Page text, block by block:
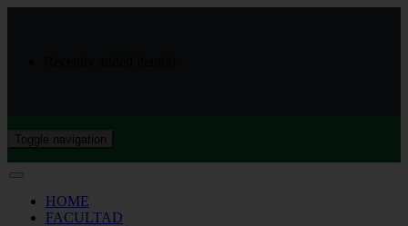
Toggle navigation
HOME
FACULTAD